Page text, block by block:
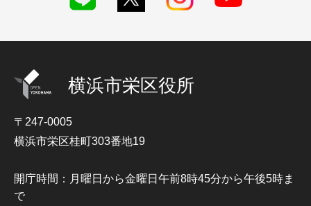
横浜市栄区役所
〒247-0005
横浜市栄区桂町303番地19
開庁時間：月曜日から金曜日午前8時45分から午後5時ま
で